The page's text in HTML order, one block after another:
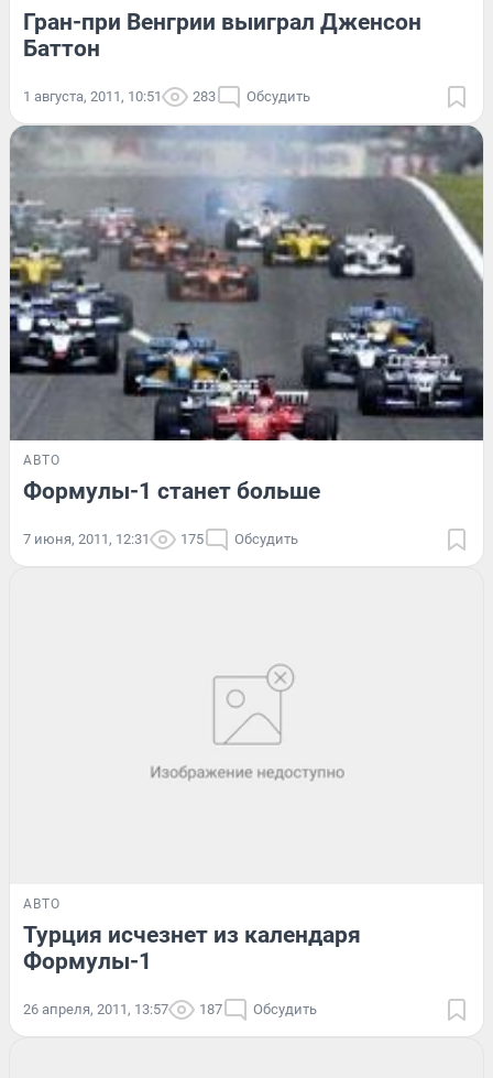
Гран-при Венгрии выиграл Дженсон
Баттон
1 августа, 2011, 10:51 283 Обсудить
АВТО
Формулы-1 станет больше
7 июня, 2011, 12:31 175 Обсудить
АВТО
Турция исчезнет из календаря
Формулы-1
26 апреля, 2011, 13:57 187 Обсудить